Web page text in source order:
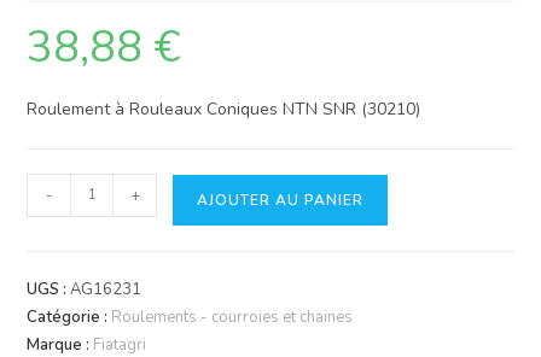
38,88 €
Roulement à Rouleaux Coniques NTN SNR (30210)
quantité
de
NTN
30210
- + AJOUTER AU PANIER
UGS :AG16231
Catégorie : Roulements - courroies et chaines
Marque : Fiatagri